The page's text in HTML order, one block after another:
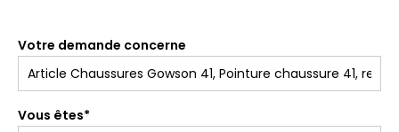
Votre demande concerne
Vous êtes*